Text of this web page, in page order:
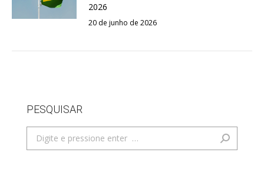
2026
20 de junho de 2026
PESQUISAR
Search: